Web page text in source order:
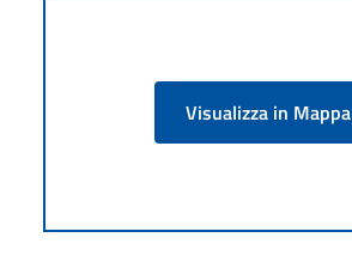
Visualizza in Mappa